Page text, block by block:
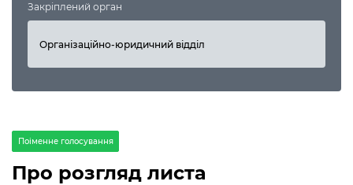
Закріплений орган
Організаційно-юридичний відділ
Поіменне голосування
Про розгляд листа